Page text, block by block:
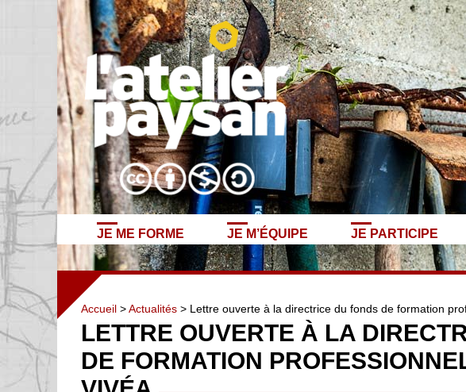
JE ME FORME JE M’ÉQUIPE JE PARTICIPE
Accueil >Actualités > Lettre ouverte à la directrice du fonds de formation
LETTRE OUVERTE À LA
DE FORMATION